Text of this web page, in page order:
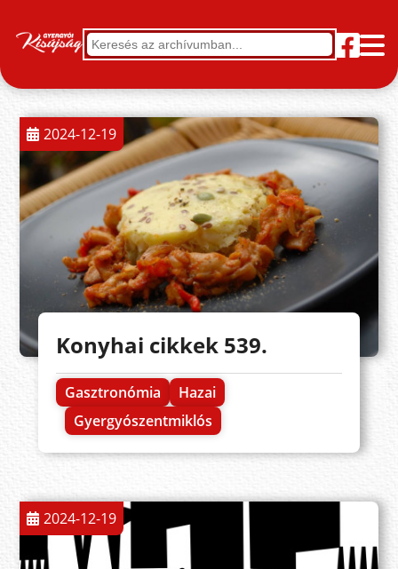
2024-12-19
Konyhai cikkek 539.
Gasztronómia
Hazai
Gyergyószentmiklós
2024-12-19